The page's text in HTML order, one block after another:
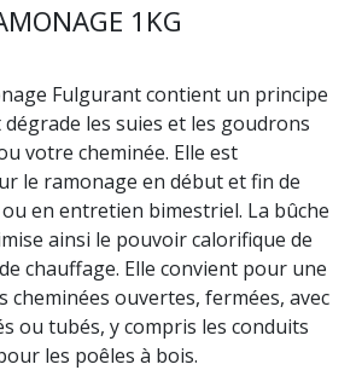
1KG
Fulgurant contient un principe
les suies et les goudrons
votre cheminée. Elle est
le ramonage en début et fin de
en entretien bimestriel. La bûche
ainsi le pouvoir calorifique de
chauffage. Elle convient pour une
cheminées ouvertes, fermées, avec
ou tubés, y compris les conduits
les poêles à bois.